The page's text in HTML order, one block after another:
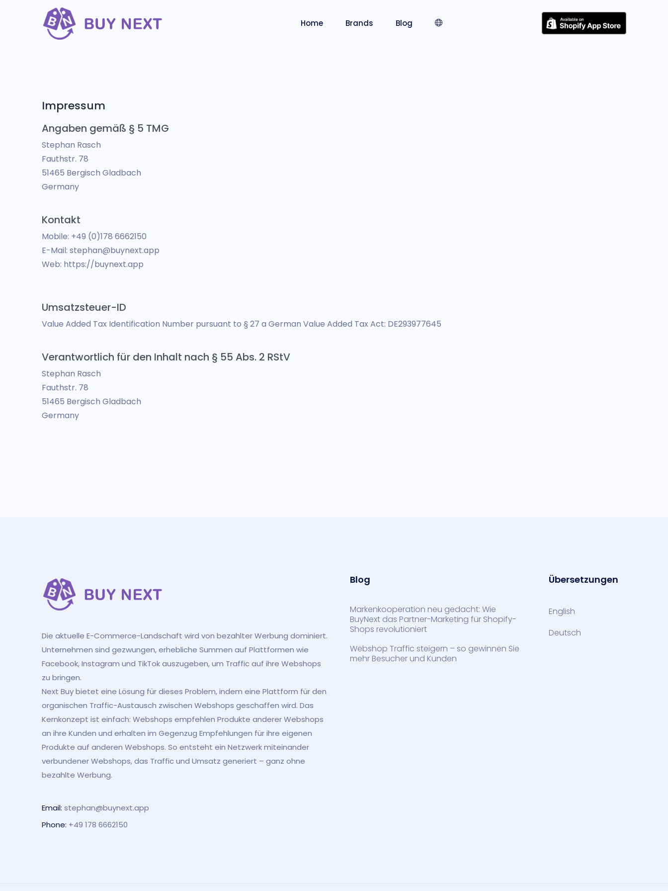
Home Brands Blog
Impressum
Angaben gemäß § 5 TMG
Stephan Rasch
Fauthstr. 78
51465 Bergisch Gladbach
Germany
Kontakt
Mobile: +49 (0)178 6662150
E-Mail: stephan@buynext.app
Web: https://buynext.app
Umsatzsteuer-ID
Value Added Tax Identification Number pursuant to § 27 a German Value Added Tax Act: DE293977645
Verantwortlich für den Inhalt nach § 55 Abs. 2 RStV
Stephan Rasch
Fauthstr. 78
51465 Bergisch Gladbach
Germany
Die aktuelle E-Commerce-Landschaft wird von bezahlter Werbung dominiert.
Unternehmen sind gezwungen, erhebliche Summen auf Plattformen wie
Facebook, Instagram und TikTok auszugeben, um Traffic auf ihre Webshops
zu bringen.
Next Buy bietet eine Lösung für dieses Problem, indem eine Plattform für den
organischen Traffic-Austausch zwischen Webshops geschaffen wird. Das
Kernkonzept ist einfach: Webshops empfehlen Produkte anderer Webshops
an ihre Kunden und erhalten im Gegenzug Empfehlungen für ihre eigenen
Produkte auf anderen Webshops. So entsteht ein Netzwerk miteinander
verbundener Webshops, das Traffic und Umsatz generiert – ganz ohne
bezahlte Werbung.
Email: stephan@buynext.app
Phone: +49 178 6662150
Blog
Markenkooperation neu gedacht: Wie
BuyNext das Partner-Marketing für Shopify-
Shops revolutioniert
Webshop Traffic steigern – so gewinnen Sie
mehr Besucher und Kunden
Übersetzungen
English
Deutsch